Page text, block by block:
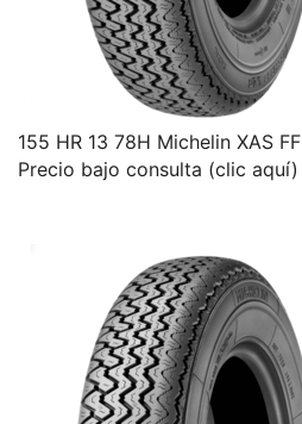
155 HR 13 78H Michelin XAS FF
Precio bajo consulta (clic aquí)